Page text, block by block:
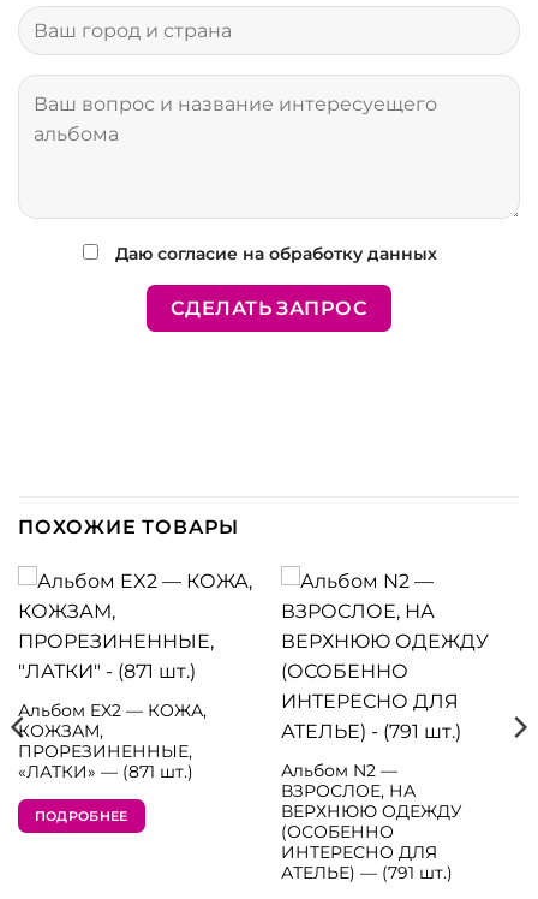
Даю согласие на обработку данных
ПОХОЖИЕ ТОВАРЫ
Альбом EX2 — КОЖА,
КОЖЗАМ,
ПРОРЕЗИНЕННЫЕ,
«ЛАТКИ» — (871 шт.)
ПОДРОБНЕЕ
Альбом N2 —
ВЗРОСЛОЕ, НА
ВЕРХНЮЮ ОДЕЖДУ
(ОСОБЕННО
ИНТЕРЕСНО ДЛЯ
АТЕЛЬЕ) — (791 шт.)